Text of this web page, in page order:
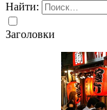
Найти:
Заголовки